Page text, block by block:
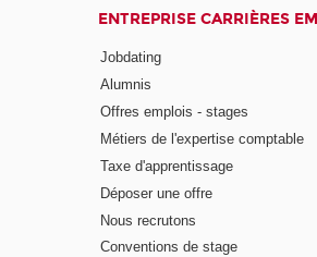
ENTREPRISE CARRIÈRES
Jobdating
Alumnis
Offres emplois - stages
Métiers de l'expertise comptable
Taxe d'apprentissage
Déposer une offre
Nous recrutons
Conventions de stage